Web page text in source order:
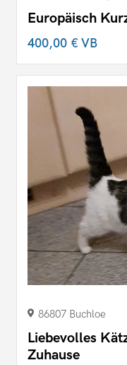
Europäisch
400,00 €VB
86807 Buchloe
Liebevolles
Zuhause